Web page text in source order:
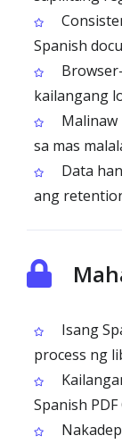
Spanish
kailangang
Malinaw
sa mas
Data
ang
Isang
process ng
Spanish PDF